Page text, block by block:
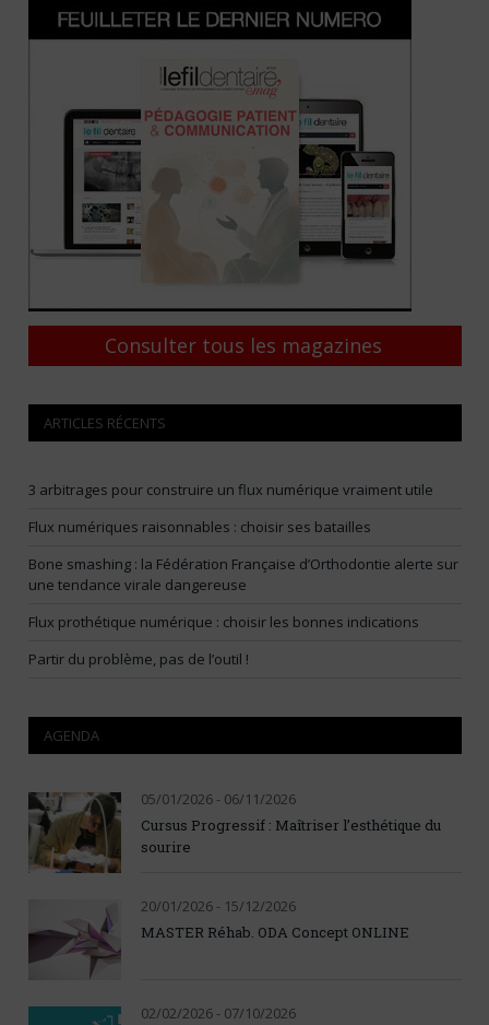
Consulter tous les magazines
ARTICLES RÉCENTS
3 arbitrages pour construire un flux numérique vraiment utile
Flux numériques raisonnables : choisir ses batailles
Bone smashing : la Fédération Française d’Orthodontie alerte sur
une tendance virale dangereuse
Flux prothétique numérique : choisir les bonnes indications
Partir du problème, pas de l’outil !
AGENDA
05/01/2026 - 06/11/2026
Cursus Progressif : Maîtriser l’esthétique du
sourire
20/01/2026 - 15/12/2026
MASTER Réhab. ODA Concept ONLINE
02/02/2026 - 07/10/2026